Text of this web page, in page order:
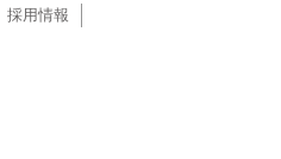
採用情報